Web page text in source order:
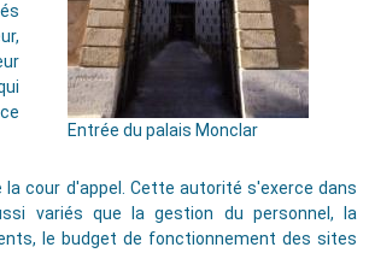
Entrée du palais Monclar
la cour d'appel. Cette autorité s'exerce dans
variés que la gestion du personnel, la
le budget de fonctionnement des sites